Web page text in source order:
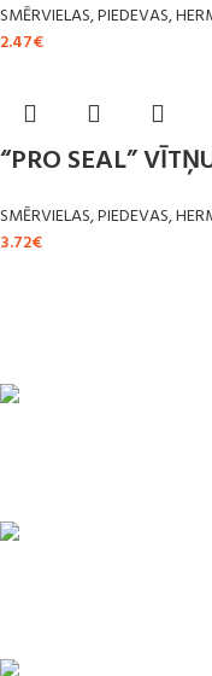
SMĒRVIELAS, PIEDEVAS,
2.47€
“PRO SEAL”
SMĒRVIELAS, PIEDEVAS,
3.72€